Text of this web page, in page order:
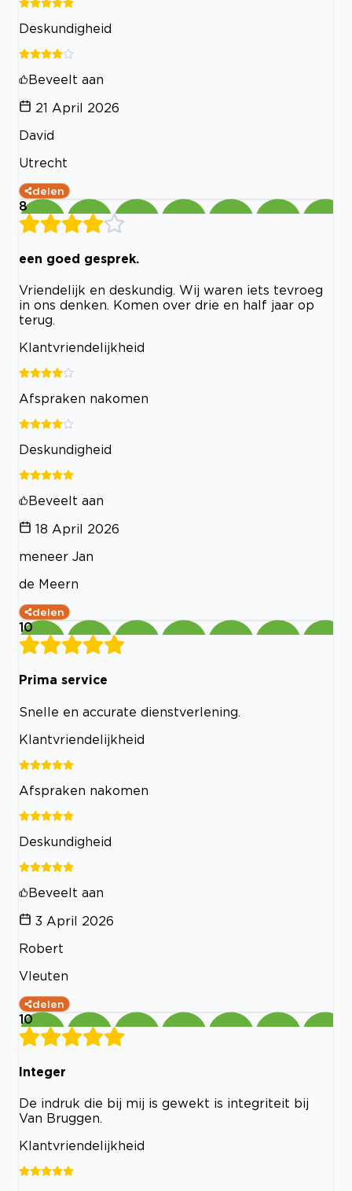
Deskundigheid
Beveelt aan
21 April 2026
David
Utrecht
delen
8
een goed gesprek.
Vriendelijk en deskundig. Wij waren iets tevroeg
in ons denken. Komen over drie en half jaar op
terug.
Klantvriendelijkheid
Afspraken nakomen
Deskundigheid
Beveelt aan
18 April 2026
meneer Jan
de Meern
delen
10
Prima service
Snelle en accurate dienstverlening.
Klantvriendelijkheid
Afspraken nakomen
Deskundigheid
Beveelt aan
3 April 2026
Robert
Vleuten
delen
10
Integer
De indruk die bij mij is gewekt is integriteit bij
Van Bruggen.
Klantvriendelijkheid